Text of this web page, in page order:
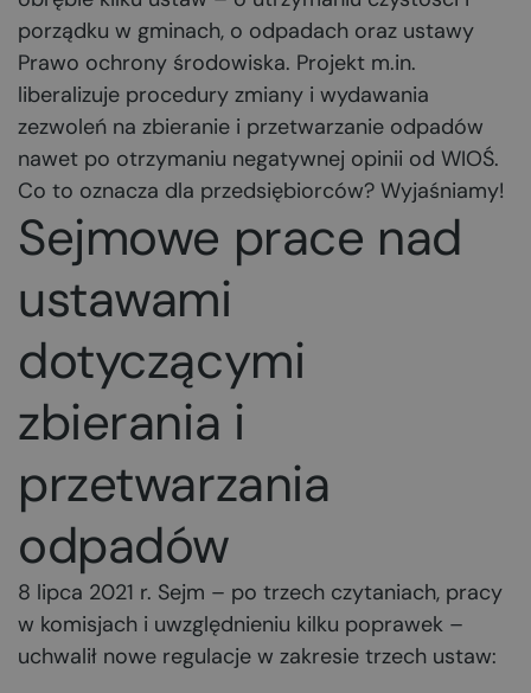
porządku w gminach, o odpadach oraz ustawy
Prawo ochrony środowiska. Projekt m.in.
liberalizuje procedury zmiany i wydawania
zezwoleń na zbieranie i przetwarzanie odpadów
nawet po otrzymaniu negatywnej opinii od WIOŚ.
Co to oznacza dla przedsiębiorców? Wyjaśniamy!
Sejmowe prace nad
ustawami
dotyczącymi
zbierania i
przetwarzania
odpadów
8 lipca 2021 r. Sejm – po trzech czytaniach, pracy
w komisjach i uwzględnieniu kilku poprawek –
uchwalił nowe regulacje w zakresie trzech ustaw: